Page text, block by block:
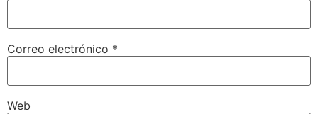
Correo electrónico *
Web